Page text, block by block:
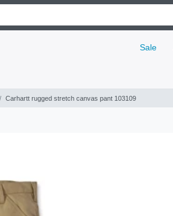
Sale
Carhartt rugged stretch canvas pant 103109